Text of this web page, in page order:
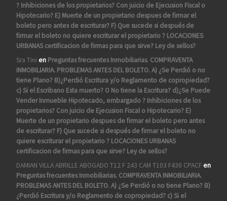
? Inhibiciones de los propietarios? Con juicio de Ejecusion Fiscal o
Hipotecario? E) Muerte de un propietario despues de firmar el
boleto pero antes de escriturar? F) Que sucede si después de
firmar el boleto no quiere escriturar el propietario ? LOCACIONES
URBANAS certificacion de firmas para que sirve? Ley de sellos?
Sra Tini en Preguntas frecuentes Inmobiliarias. COMPRAVENTA
INMOBILIARIA. PROBLEMAS ANTES DEL BOLETO. A) ¿Se Perdió o no
tiene Plano? B)¿Perdió Escritura y/o Reglamento de copropiedad?
c) Si el Escribano Esta muerto? O No tiene la Escritura? d)¿Se Puede
Vender Inmueble Hipotecado, embargado ? Inhibiciones de los
propietarios? Con juicio de Ejecusion Fiscal o Hipotecario? E)
Muerte de un propietario despues de firmar el boleto pero antes
de escriturar? F) Que sucede si después de firmar el boleto no
quiere escriturar el propietario ? LOCACIONES URBANAS
certificacion de firmas para que sirve? Ley de sellos?
DAMIAN VILLA ABRILLE ABOGADO T12 F 243 CAM T103 F430 CPACFen
Preguntas frecuentes Inmobiliarias. COMPRAVENTA INMOBILIARIA.
PROBLEMAS ANTES DEL BOLETO. A) ¿Se Perdió o no tiene Plano? B)
¿Perdió Escritura y/o Reglamento de copropiedad? c) Si el